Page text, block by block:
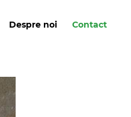
Despre noi Contact